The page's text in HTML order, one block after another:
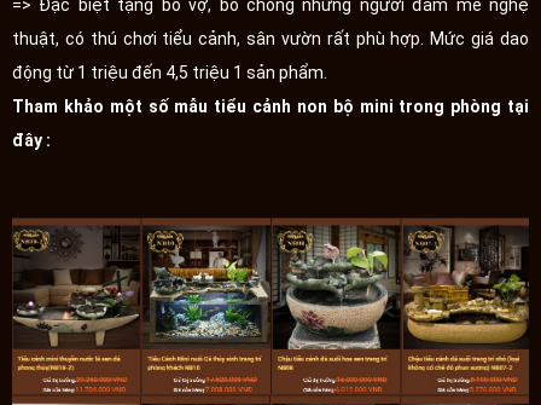
=> Đặc biệt tặng bố vợ, bố chồng những người đam mê nghệ
thuật, có thú chơi tiểu cảnh, sân vườn rất phù hợp. Mức giá dao
động từ 1 triệu đến 4,5 triệu 1 sản phẩm.
Tham khảo một số mẫu tiểu cảnh non bộ mini trong phòng tại
đây :